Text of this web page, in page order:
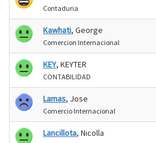
Contaduria
Kawhati, George
Comercion Internacional
KEY, KEYTER
CONTABILIDAD
Lamas, Jose
Comercio Internacional
Lancillota, Nicolla